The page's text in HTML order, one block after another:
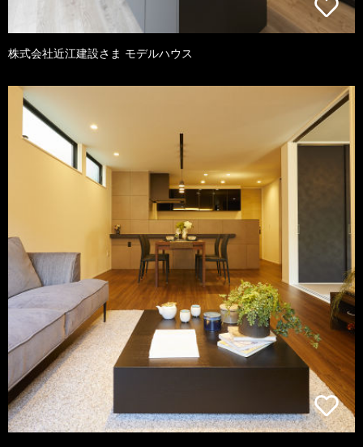
株式会社近江建設さま モデルハウス